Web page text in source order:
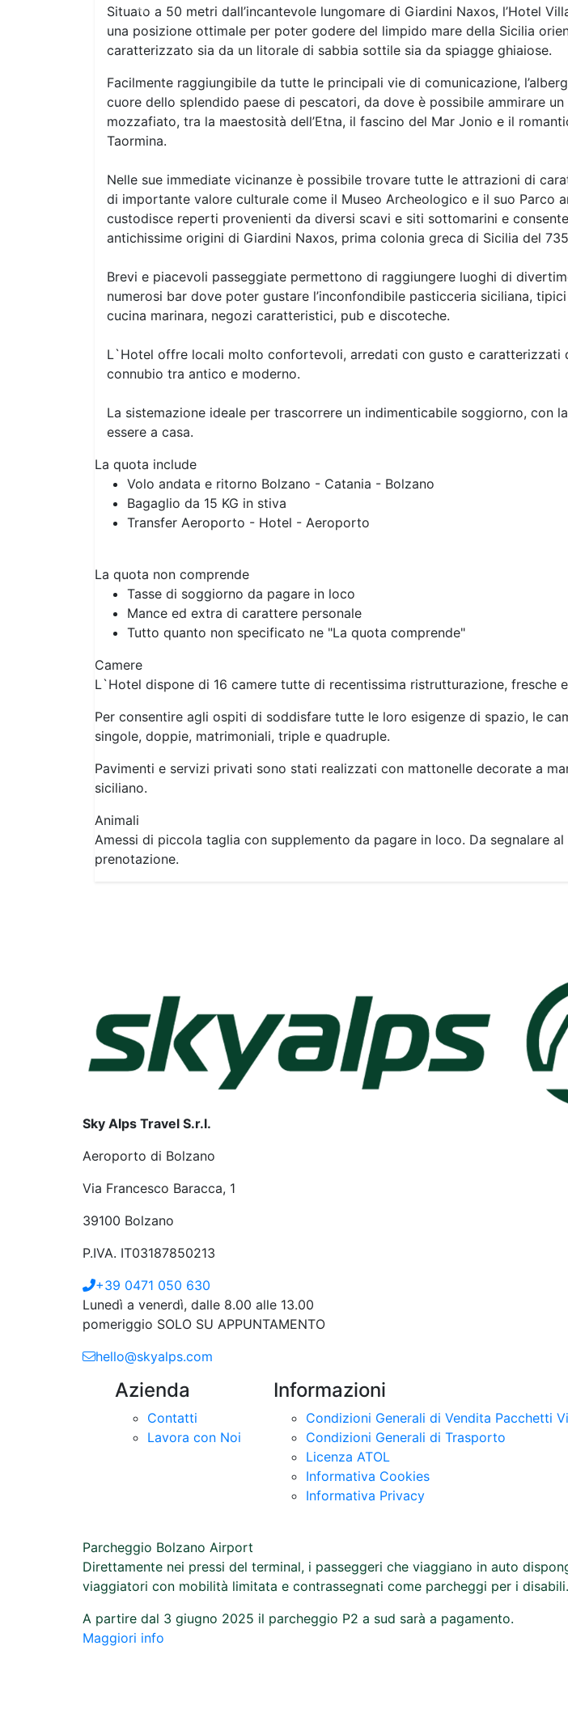
Previous
Situato a 50 metri dall’incantevole lungomare di Giardini Naxos, l’Hotel
una posizione ottimale per poter godere del limpido mare della Sicilia
caratterizzato sia da un litorale di sabbia sottile sia da spiagge ghiaiose.
Facilmente raggiungibile da tutte le principali vie di comunicazione,
cuore dello splendido paese di pescatori, da dove è possibile ammirare un
mozzafiato, tra la maestosità dell’Etna, il fascino del Mar Jonio e il
Taormina.
Nelle sue immediate vicinanze è possibile trovare tutte le attrazioni di
di importante valore culturale come il Museo Archeologico e il suo Parco
custodisce reperti provenienti da diversi scavi e siti sottomarini e
antichissime origini di Giardini Naxos, prima colonia greca di Sicilia del
Brevi e piacevoli passeggiate permettono di raggiungere luoghi di
numerosi bar dove poter gustare l’inconfondibile pasticceria siciliana,
cucina marinara, negozi caratteristici, pub e discoteche.
L`Hotel offre locali molto confortevoli, arredati con gusto e caratterizzati
connubio tra antico e moderno.
La sistemazione ideale per trascorrere un indimenticabile soggiorno, con
essere a casa.
La quota include
Volo andata e ritorno Bolzano - Catania - Bolzano
Bagaglio da 15 KG in stiva
Transfer Aeroporto - Hotel - Aeroporto
La quota non comprende
Tasse di soggiorno da pagare in loco
Mance ed extra di carattere personale
Tutto quanto non specificato ne "La quota comprende"
Camere
L`Hotel dispone di 16 camere tutte di recentissima ristrutturazione, fresche
Per consentire agli ospiti di soddisfare tutte le loro esigenze di spazio, le
singole, doppie, matrimoniali, triple e quadruple.
Pavimenti e servizi privati sono stati realizzati con mattonelle decorate a
siciliano.
Animali
Amessi di piccola taglia con supplemento da pagare in loco. Da segnalare
prenotazione.
Sky Alps Travel S.r.l.
Aeroporto di Bolzano
Via Francesco Baracca, 1
39100 Bolzano
P.IVA. IT03187850213
+39 0471 050 630
Lunedì a venerdì, dalle 8.00 alle 13.00
pomeriggio SOLO SU APPUNTAMENTO
hello@skyalps.com
Azienda
Contatti
Lavora con Noi
Informazioni
Condizioni Generali di Vendita Pacchetti
Condizioni Generali di Trasporto
Licenza ATOL
Informativa Cookies
Informativa Privacy
Parcheggio Bolzano Airport
Direttamente nei pressi del terminal, i passeggeri che viaggiano in auto
viaggiatori con mobilità limitata e contrassegnati come parcheggi per i
A partire dal 3 giugno 2025 il parcheggio P2 a sud sarà a pagamento.
Maggiori info